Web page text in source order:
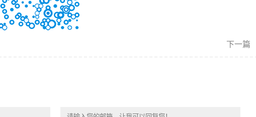
下一篇